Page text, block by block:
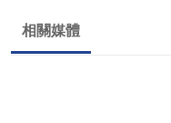
相關媒體